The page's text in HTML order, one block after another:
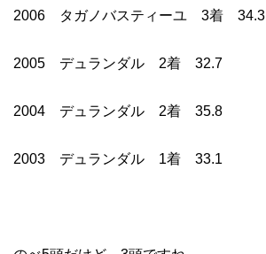
2006 タガノバスティーユ 3着 34.3
2005 デュランダル 2着 32.7
2004 デュランダル 2着 35.8
2003 デュランダル 1着 33.1